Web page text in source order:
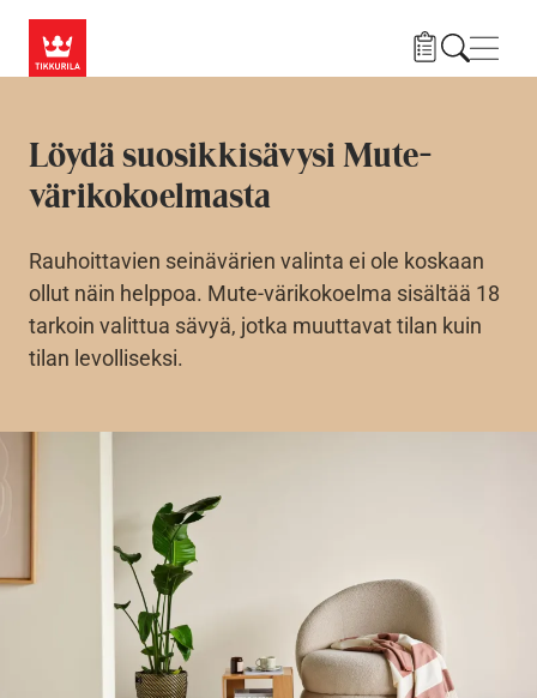
Löydä suosikkisävysi Mute-
värikokoelmasta
Rauhoittavien seinävärien valinta ei ole koskaan
ollut näin helppoa. Mute-värikokoelma sisältää 18
tarkoin valittua sävyä, jotka muuttavat tilan kuin
tilan levolliseksi.